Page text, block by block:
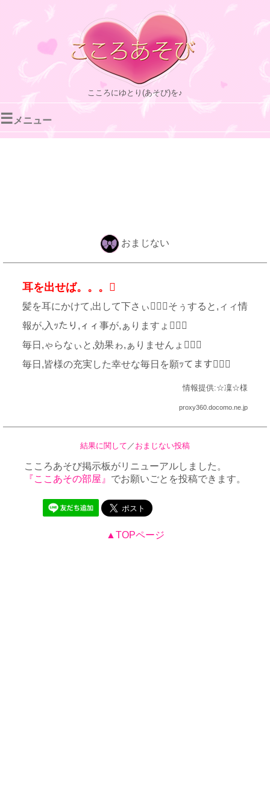
こころにゆとり(あそび)を♪
☰ メニュー
おまじない
耳を出せば。。。
髪を耳にかけて,出して下さぃそぅすると,ィィ情
報が,入ｯたり,ィィ事が,ぁりますょ
毎日,ゃらなぃと,効果ゎ,ぁりませんょ
毎日,皆様の充実した幸せな毎日を願ｯてます
情報提供:☆凜☆様
proxy360.docomo.ne.jp
結果に関して ／ おまじない投稿
こころあそび掲示板がリニューアルしました。
『ここあその部屋』 でお願いごとを投稿できます。
▲TOPページ